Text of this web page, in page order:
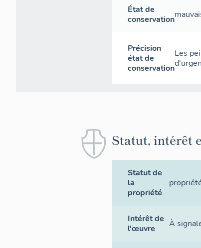
État de
conservation
Précision
état de
conservation
Les
Statut, intérêt
Statut de
la
propriété
Intérêt de
l'œuvre
À